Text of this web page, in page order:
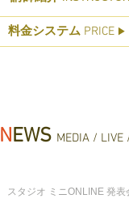
料金システム PRICE ▶
NEWS MEDIA / LIVE
スタジオ ミニONLINE 発表